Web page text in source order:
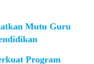
Mutu Guru
Program